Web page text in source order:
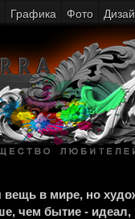
вещь в мире, но
чем бытие - идеал,
Графика Фото